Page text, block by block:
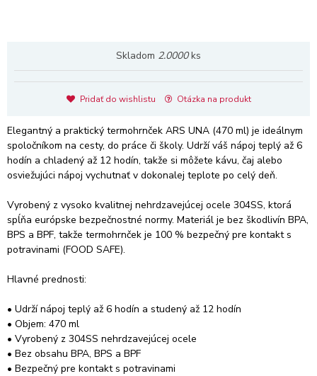
Skladom 2.0000ks
Pridať do wishlistu Otázka na produkt
Elegantný a praktický termohrnček ARS UNA (470 ml) je ideálnym
spoločníkom na cesty, do práce či školy. Udrží váš nápoj teplý až 6
hodín a chladený až 12 hodín, takže si môžete kávu, čaj alebo
osviežujúci nápoj vychutnať v dokonalej teplote po celý deň.
Vyrobený z vysoko kvalitnej nehrdzavejúcej ocele 304SS, ktorá
spĺňa európske bezpečnostné normy. Materiál je bez škodlivín BPA,
BPS a BPF, takže termohrnček je 100 % bezpečný pre kontakt s
potravinami (FOOD SAFE).
Hlavné prednosti:
• Udrží nápoj teplý až 6 hodín a studený až 12 hodín
• Objem: 470 ml
• Vyrobený z 304SS nehrdzavejúcej ocele
• Bez obsahu BPA, BPS a BPF
• Bezpečný pre kontakt s potravinami